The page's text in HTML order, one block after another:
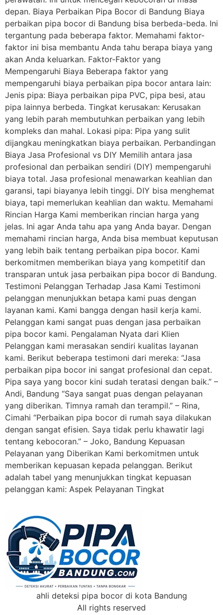
depan. Biaya Perbaikan Pipa Bocor di Bandung Biaya
perbaikan pipa bocor di Bandung bisa berbeda-beda. Ini
tergantung pada beberapa faktor. Memahami faktor-
faktor ini bisa membantu Anda tahu berapa biaya yang
akan Anda keluarkan. Faktor-Faktor yang
Mempengaruhi Biaya Beberapa faktor yang
mempengaruhi biaya perbaikan pipa bocor antara lain:
Jenis pipa: Biaya perbaikan pipa PVC, pipa besi, atau
pipa lainnya berbeda. Tingkat kerusakan: Kerusakan
yang lebih parah membutuhkan perbaikan yang lebih
kompleks dan mahal. Lokasi pipa: Pipa yang sulit
dijangkau meningkatkan biaya perbaikan. Perbandingan
Biaya Jasa Profesional vs DIY Memilih antara jasa
profesional dan perbaikan sendiri (DIY) mempengaruhi
biaya total. Jasa profesional menawarkan keahlian dan
garansi, tapi biayanya lebih tinggi. DIY bisa menghemat
biaya, tapi memerlukan keahlian dan waktu. Memahami
Rincian Harga Kami memberikan rincian harga yang
jelas. Ini agar Anda tahu apa yang Anda bayar. Dengan
memahami rincian harga, Anda bisa membuat keputusan
yang lebih baik tentang perbaikan pipa bocor. Kami
berkomitmen memberikan biaya yang kompetitif dan
transparan untuk jasa perbaikan pipa bocor di Bandung.
Testimoni Pelanggan Terhadap Jasa Kami Testimoni
pelanggan menunjukkan betapa kami puas dengan
layanan kami. Kami bangga dengan hasil kerja kami.
Pelanggan kami sangat puas dengan jasa perbaikan
pipa bocor kami. Pengalaman Nyata dari Klien
Pelanggan kami merasakan sendiri kualitas layanan
kami. Berikut beberapa testimoni dari mereka: “Jasa
perbaikan pipa bocor ini sangat profesional dan cepat.
Pipa saya yang bocor kini sudah teratasi dengan baik.” –
Andi, Bandung “Saya sangat puas dengan pelayanan
yang diberikan. Timnya ramah dan terampil.” – Rina,
Cimahi “Perbaikan pipa bocor di rumah saya dilakukan
dengan sangat efisien. Saya tidak perlu khawatir lagi
tentang kebocoran.” – Joko, Bandung Kepuasan
Pelayanan yang Diberikan Kami berkomitmen untuk
memberikan kepuasan kepada pelanggan. Berikut
adalah tabel yang menunjukkan tingkat kepuasan
pelanggan kami: Aspek Pelayanan Tingkat
ahli deteksi pipa bocor di kota Bandung
All rights reserved